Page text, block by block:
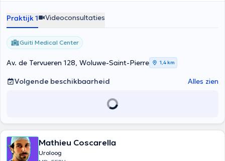
Praktijk 1 Videoconsultaties
Guiti Medical Center
Av. de Tervueren 128, Woluwe-Saint-Pierre 1,4 km
Volgende beschikbaarheid Alles zien
Mathieu Coscarella
Uroloog